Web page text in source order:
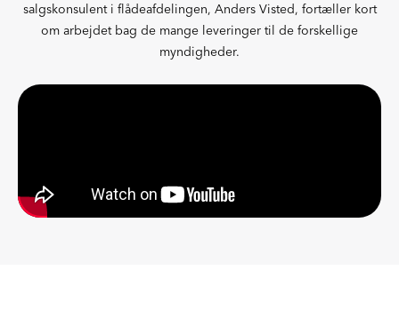
salgskonsulent i flådeafdelingen, Anders Visted, fortæller kort
om arbejdet bag de mange leveringer til de forskellige
myndigheder.